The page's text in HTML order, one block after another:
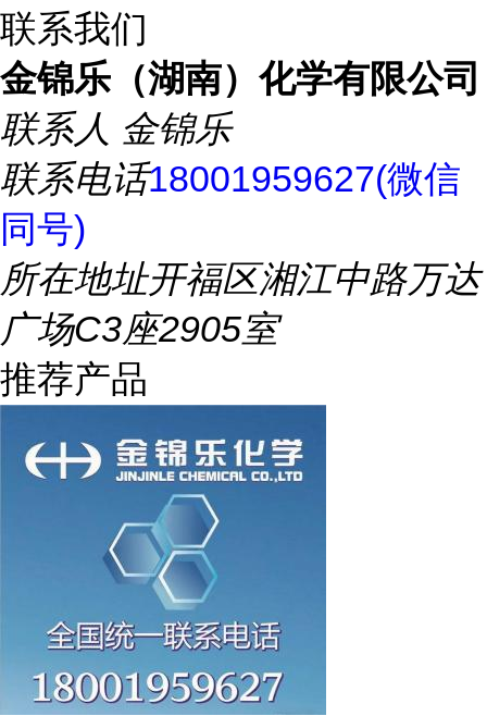
联系我们
金锦乐（湖南）化学有限公司
联系人 金锦乐
联系电话18001959627(微信
同号)
所在地址开福区湘江中路万达
广场C3座2905室
推荐产品